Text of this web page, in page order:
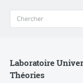
Observatoire de
Langues du site
Laboratoire
Théories